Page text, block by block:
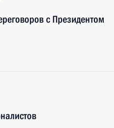
с Президентом